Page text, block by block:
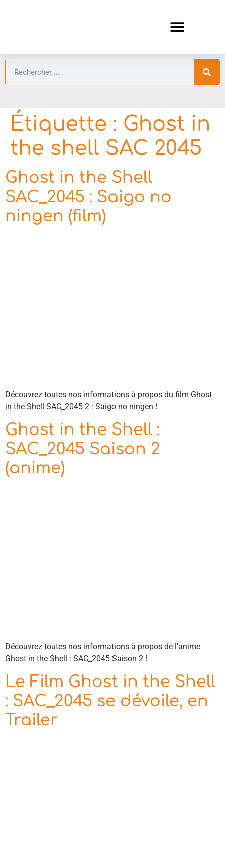
Étiquette : Ghost in
the shell SAC 2045
Ghost in the Shell
SAC_2045 : Saigo no
ningen (film)
Découvrez toutes nos informations à propos du film Ghost
in the Shell SAC_2045 2 : Saigo no ningen !
Ghost in the Shell :
SAC_2045 Saison 2
(anime)
Découvrez toutes nos informations à propos de l’anime
Ghost in the Shell : SAC_2045 Saison 2 !
Le Film Ghost in the Shell
: SAC_2045 se dévoile, en
Trailer